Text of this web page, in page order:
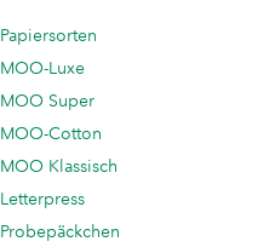
Papiersorten
MOO-Luxe
MOO Super
MOO-Cotton
MOO Klassisch
Letterpress
Probepäckchen